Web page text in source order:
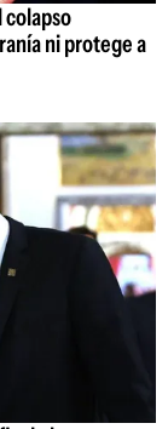
colapso
ni protege a